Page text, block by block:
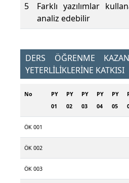
5
Farklı yazılımlar
analiz edebilir
DERS ÖĞRENME
YETERLİLİKLERİNE KATKISI
No
PY
01
PY
02
PY
03
PY
04
PY
05
ÖK 001
ÖK 002
ÖK 003